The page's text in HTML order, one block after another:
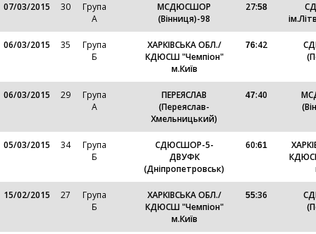
07/03/2015 30
Група
А
МСДЮСШОР
(Вінниця)-98
27:58
06/03/2015 35
Група
Б
ХАРКІВСЬКА ОБЛ./
КДЮСШ "Чемпіон"
м.Київ
76:42
06/03/2015 29
Група
А
ПЕРЕЯСЛАВ
(Переяслав-
Хмельницький)
47:40
05/03/2015 34
Група
Б
СДЮСШОР-5-
ДВУФК
(Дніпропетровськ)
60:61
15/02/2015 27
Група
Б
ХАРКІВСЬКА ОБЛ./
КДЮСШ "Чемпіон"
м.Київ
55:36